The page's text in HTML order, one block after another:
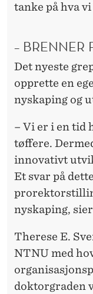
tanke på hva
– BRENNER
Det nyeste
opprette en
nyskaping og
– Vi er i en tid
tøffere.
innovativt
Et svar på
nyskaping,
Therese E.
NTNU med
doktorgraden